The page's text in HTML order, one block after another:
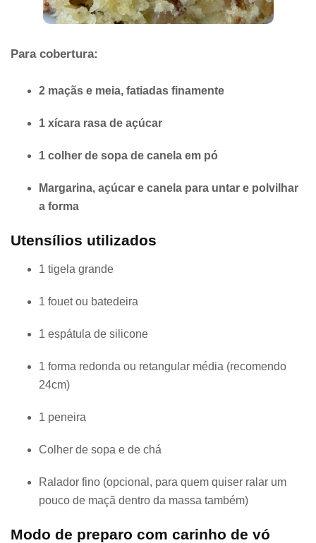
Para cobertura:
2 maçãs e meia, fatiadas finamente
1 xícara rasa de açúcar
1 colher de sopa de canela em pó
Margarina, açúcar e canela para untar e polvilhar
a forma
Utensílios utilizados
1 tigela grande
1 fouet ou batedeira
1 espátula de silicone
1 forma redonda ou retangular média (recomendo
24cm)
1 peneira
Colher de sopa e de chá
Ralador fino (opcional, para quem quiser ralar um
pouco de maçã dentro da massa também)
Modo de preparo com carinho de vó